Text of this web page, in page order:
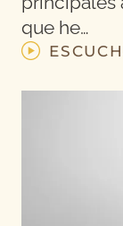
que he…